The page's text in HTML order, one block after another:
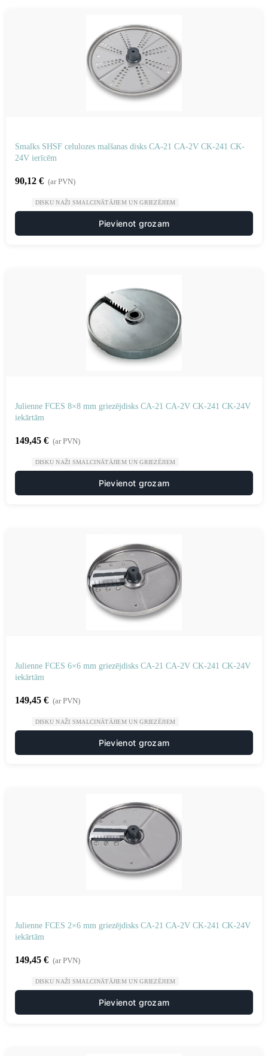
Smalks SHSF celulozes malšanas disks CA-21 CA-2V CK-241 CK-
24V ierīcēm
90,12 € (ar PVN)
DISKU NAŽI SMALCINĀTĀJIEM UN GRIEZĒJIEM
Pievienot grozam
Julienne FCES 8×8 mm griezējdisks CA-21 CA-2V CK-241 CK-24V
iekārtām
149,45 € (ar PVN)
DISKU NAŽI SMALCINĀTĀJIEM UN GRIEZĒJIEM
Pievienot grozam
Julienne FCES 6×6 mm griezējdisks CA-21 CA-2V CK-241 CK-24V
iekārtām
149,45 € (ar PVN)
DISKU NAŽI SMALCINĀTĀJIEM UN GRIEZĒJIEM
Pievienot grozam
Julienne FCES 2×6 mm griezējdisks CA-21 CA-2V CK-241 CK-24V
iekārtām
149,45 € (ar PVN)
DISKU NAŽI SMALCINĀTĀJIEM UN GRIEZĒJIEM
Pievienot grozam